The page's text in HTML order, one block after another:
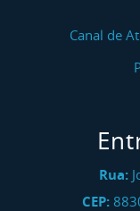
Canal de
Rua:
CEP: